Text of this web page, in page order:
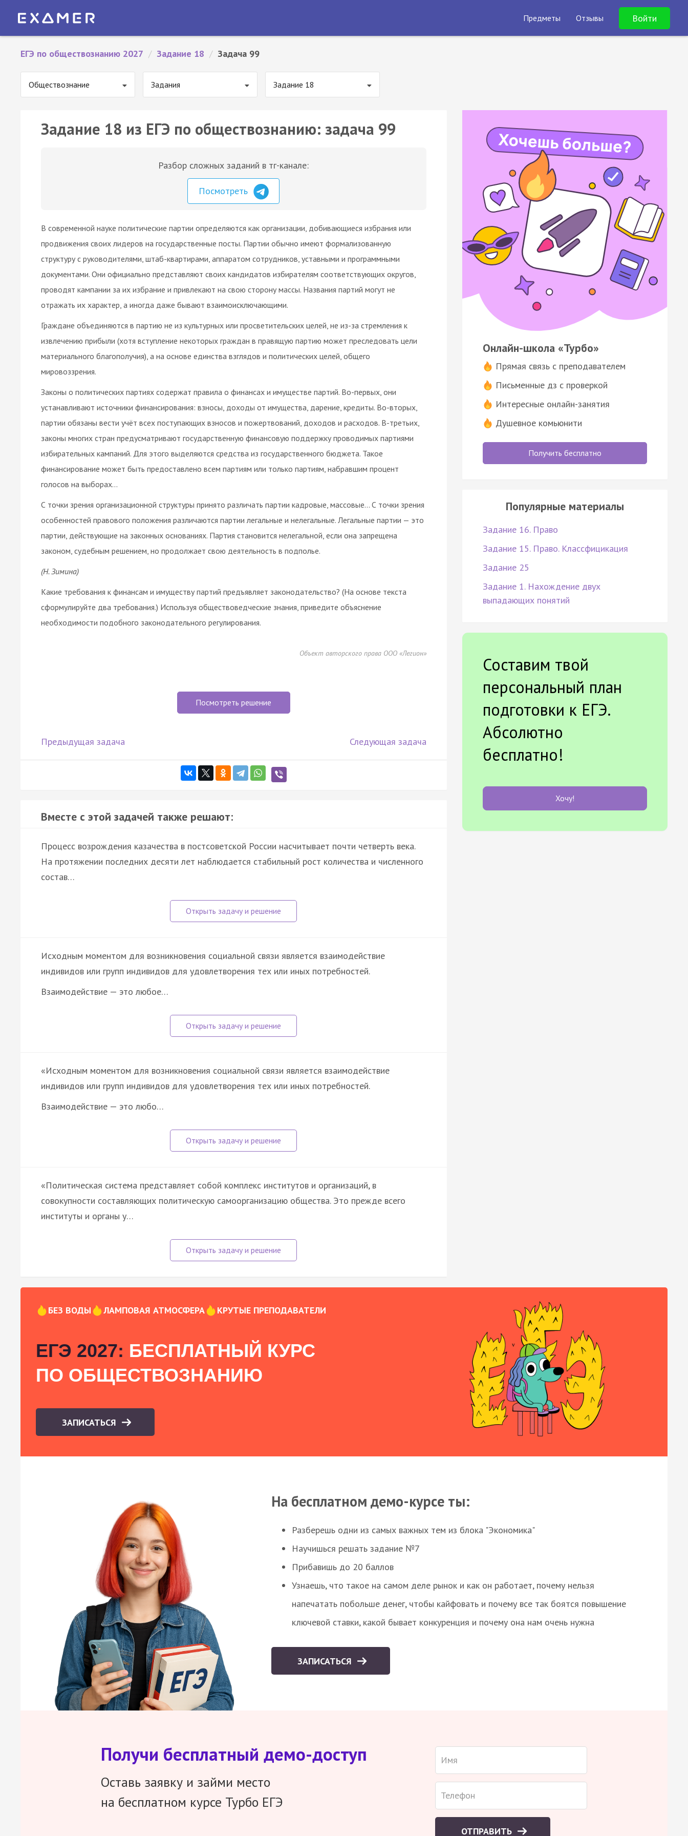
Предметы Отзывы Войти
ЕГЭ по обществознанию 2027 / Задание 18 / Задача 99
Обществознание Задания Задание 18
Задание 18 из ЕГЭ по обществознанию: задача 99
Разбор сложных заданий в тг-канале:
Посмотреть
В современной науке политические партии определяются как организации, добивающиеся избрания или
продвижения своих лидеров на государственные посты. Партии обычно имеют формализованную
структуру с руководителями, штаб-квартирами, аппаратом сотрудников, уставными и программными
документами. Они официально представляют своих кандидатов избирателям соответствующих округов,
проводят кампании за их избрание и привлекают на свою сторону массы. Названия партий могут не
отражать их характер, а иногда даже бывают взаимоисключающими.
Граждане объединяются в партию не из культурных или просветительских целей, не из-за стремления к
извлечению прибыли (хотя вступление некоторых граждан в правящую партию может преследовать цели
материального благополучия), а на основе единства взглядов и политических целей, общего
мировоззрения.
Законы о политических партиях содержат правила о финансах и имуществе партий. Во-первых, они
устанавливают источники финансирования: взносы, доходы от имущества, дарение, кредиты. Во-вторых,
партии обязаны вести учёт всех поступающих взносов и пожертвований, доходов и расходов. В-третьих,
законы многих стран предусматривают государственную финансовую поддержку проводимых партиями
избирательных кампаний. Для этого выделяются средства из государственного бюджета. Такое
финансирование может быть предоставлено всем партиям или только партиям, набравшим процент
голосов на выборах…
С точки зрения организационной структуры принято различать партии кадровые, массовые… С точки зрения
особенностей правового положения различаются партии легальные и нелегальные. Легальные партии — это
партии, действующие на законных основаниях. Партия становится нелегальной, если она запрещена
законом, судебным решением, но продолжает свою деятельность в подполье.
(Н. Зимина)
Какие требования к финансам и имуществу партий предъявляет законодательство? (На основе текста
сформулируйте два требования.) Используя обществоведческие знания, приведите объяснение
необходимости подобного законодательного регулирования.
Объект авторского права ООО «Легион»
Посмотреть решение
Предыдущая задача Следующая задача
Вместе с этой задачей также решают:
Процесс возрождения казачества в постсоветской России насчитывает почти четверть века.
На протяжении последних десяти лет наблюдается стабильный рост количества и численного
состав…
Исходным моментом для возникновения социальной связи является взаимодействие
индивидов или групп индивидов для удовлетворения тех или иных потребностей.
Взаимодействие — это любое…
«Исходным моментом для возникновения социальной связи является взаимодействие
индивидов или групп индивидов для удовлетворения тех или иных потребностей.
Взаимодействие — это любо…
«Политическая система представляет собой комплекс институтов и организаций, в
совокупности составляющих политическую самоорганизацию общества. Это прежде всего
институты и органы у…
Онлайн-школа «Турбо»
Прямая связь с преподавателем
Письменные дз с проверкой
Интересные онлайн-занятия
Душевное комьюнити
Получить бесплатно
Популярные материалы
Задание 16. Право
Задание 15. Право. Классфицикация
Задание 25
Задание 1. Нахождение двух
выпадающих понятий
Составим твой
персональный план
подготовки к ЕГЭ.
Абсолютно
бесплатно!
Хочу!
БЕЗ ВОДЫ ЛАМПОВАЯ АТМОСФЕРА КРУТЫЕ ПРЕПОДАВАТЕЛИ
ЕГЭ 2027: БЕСПЛАТНЫЙ КУРС
ПО ОБЩЕСТВОЗНАНИЮ
ЗАПИСАТЬСЯ
На бесплатном демо-курсе ты:
Разберешь одни из самых важных тем из блока "Экономика"
Научишься решать задание №7
Прибавишь до 20 баллов
Узнаешь, что такое на самом деле рынок и как он работает, почему нельзя
напечатать побольше денег, чтобы кайфовать и почему все так боятся повышение
ключевой ставки, какой бывает конкуренция и почему она нам очень нужна
ЗАПИСАТЬСЯ
Получи бесплатный демо-доступ
Оставь заявку и займи место
на бесплатном курсе Турбо ЕГЭ
ОТПРАВИТЬ